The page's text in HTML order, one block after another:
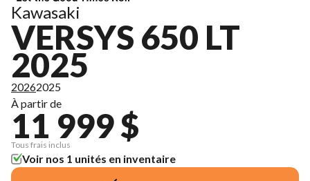
Kawasaki
VERSYS 650 LT
2025
20262025
À partir de
11 999 $
Tous frais inclus
Voir nos 1 unités en inventaire